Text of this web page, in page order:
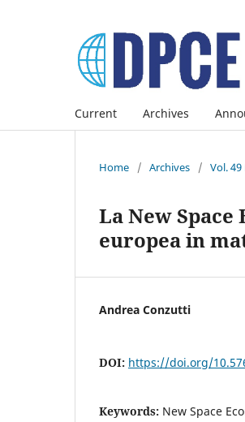
Current Archives
Home / Archives / Vol. 49
La New
europea in
Andrea Conzutti
DOI: https://doi.org/
Keywords: New Space